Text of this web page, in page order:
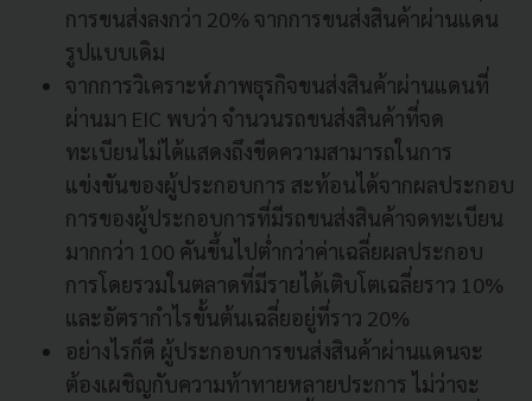
การขนส่งลงกว่า 20% จากการขนส่งสินค้าผ่านแดน
รูปแบบเดิม
จากการวิเคราะห์ภาพธุรกิจขนส่งสินค้าผ่านแดนที่
ผ่านมา EIC พบว่า จำนวนรถขนส่งสินค้าที่จด
ทะเบียนไม่ได้แสดงถึงขีดความสามารถในการ
แข่งขันของผู้ประกอบการ สะท้อนได้จากผลประกอบ
การของผู้ประกอบการที่มีรถขนส่งสินค้าจดทะเบียน
มากกว่า 100 คันขึ้นไปต่ำกว่าค่าเฉลี่ยผลประกอบ
การโดยรวมในตลาดที่มีรายได้เติบโตเฉลี่ยราว 10%
และอัตรากำไรขั้นต้นเฉลี่ยอยู่ที่ราว 20%
อย่างไรก็ดี ผู้ประกอบการขนส่งสินค้าผ่านแดนจะ
ต้องเผชิญกับความท้าทายหลายประการ ไม่ว่าจะ